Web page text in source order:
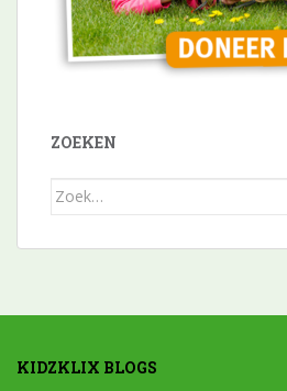
ZOEKEN
Zoek
KIDZKLIX BLOGS